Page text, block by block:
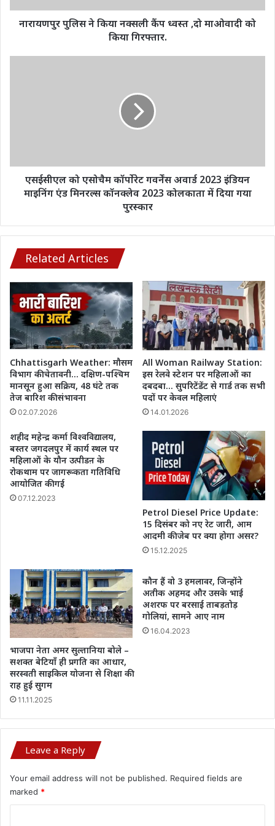
माओवादी
नारायणपुर पुलिस ने किया नक्सली कैंप ध्वस्त ,दो माओवादी को
किया गिरफ्तार.
माइनिंग
मिनरल्स
कोलकाता
दिया
गया
पुरस्कार
एसईसीएल को एसोचैम कॉर्पोरेट गवर्नेंस अवार्ड 2023 इंडियन
माइनिंग एंड मिनरल्स कॉनक्लेव 2023 कोलकाता में दिया गया
पुरस्कार
Related Articles
Chhattisgarh Weather: मौसम
विभाग की चेतावनी… दक्षिण-पश्चिम
मानसून हुआ सक्रिय, 48 घंटे तक
तेज बारिश की संभावना
02.07.2026
All Woman Railway Station:
इस रेलवे स्टेशन पर महिलाओं का
दबदबा… सुपरिटेंडेंट से गार्ड तक सभी
पदों पर केवल महिलाएं
14.01.2026
शहीद महेन्द्र कर्मा विश्वविद्यालय,
बस्तर जगदलपुर में कार्य स्थल पर
महिलाओं के यौन उत्पीडऩ के
रोकथाम पर जागरूकता गतिविधि
आयोजित की गई
07.12.2023
Petrol Diesel Price Update:
15 दिसंबर को नए रेट जारी, आम
आदमी की जेब पर क्या होगा असर?
15.12.2025
भाजपा नेता अमर सुल्तानिया बोले –
सशक्त बेटियाँ ही प्रगति का आधार,
सरस्वती साइकिल योजना से शिक्षा की
राह हुई सुगम
11.11.2025
कौन हैं वो 3 हमलावर, जिन्होंने
अतीक अहमद और उसके भाई
अशरफ पर बरसाईं ताबड़तोड़
गोलियां, सामने आए नाम
16.04.2023
Leave a Reply
Your email address will not be published. Required fields are
marked *